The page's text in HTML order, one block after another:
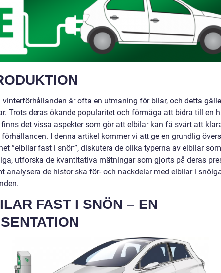
vinterförhållanden är ofta en utmaning för bilar, och detta
Trots deras ökande popularitet och förmåga att bidra till en
det vissa aspekter som gör att elbilar kan få svårt att
I denna artikel kommer vi att ge en grundlig
”elbilar fast i snön”, diskutera de olika typerna av elbilar
utforska de kvantitativa mätningar som gjorts på deras
analysera de historiska för- och nackdelar med elbilar i
FAST I SNÖN – EN